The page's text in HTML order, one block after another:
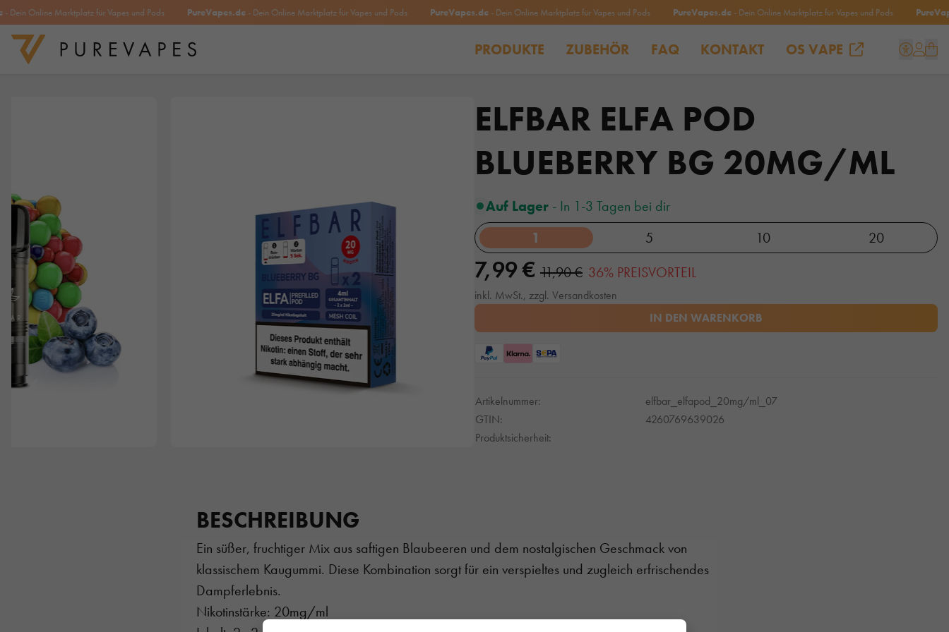
Online Marktplatz für Vapes und Pods PureVapes.de- Dein Online Marktplatz für Vapes und Pods PureVapes.de- Dein Online Marktplatz für Vapes und Pods PureVapes.de- Dein Online Marktplatz für Vapes und Pods
PRODUKTE ZUBEHÖR FAQ KONTAKT OS VAPE
ELFBAR ELFA POD
BLUEBERRY BG 20MG/ML
Auf Lager - In 1-3 Tagen bei dir
1
5 10 20
7,99 € 11,90 € 36% PREISVORTEIL
inkl. MwSt., zzgl. Versandkosten
IN DEN WARENKORB
Artikelnummer:
elfbar_elfapod_20mg/ml_07
GTIN:
4260769639026
Produktsicherheit:
BESCHREIBUNG
Ein süßer, fruchtiger Mix aus saftigen Blaubeeren und dem nostalgischen Geschmack von
klassischem Kaugummi. Diese Kombination sorgt für ein verspieltes und zugleich erfrischendes
Dampferlebnis.
Nikotinstärke: 20mg/ml